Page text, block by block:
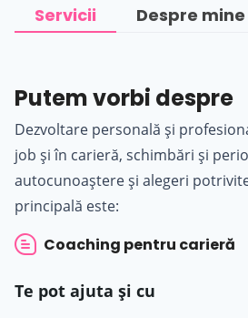
Servicii Despre mine
Putem vorbi despre
Dezvoltare personală și
job și în carieră, schimbări și
autocunoaștere și alegeri
principală este:
Coaching pentru carieră
Te pot ajuta și cu